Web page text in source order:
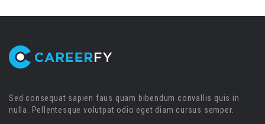
Sed consequat sapien faus quam bibendum convallis quis in
nulla. Pellentesque volutpat odio eget diam cursus semper.